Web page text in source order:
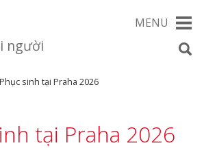
người
MENU
sinh tại Praha 2026
tại Praha 2026